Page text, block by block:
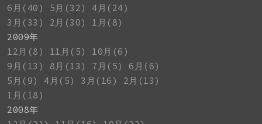
6月(40)
5月(32)
4月(24)
3月(33)
2月(30)
1月(8)
2009年
12月(8)
11月(5)
10月(6)
9月(13)
8月(13) 7月(5)
6月(6)
5月(9)
4月(5) 3月(16)
2月(13)
1月(18)
2008年